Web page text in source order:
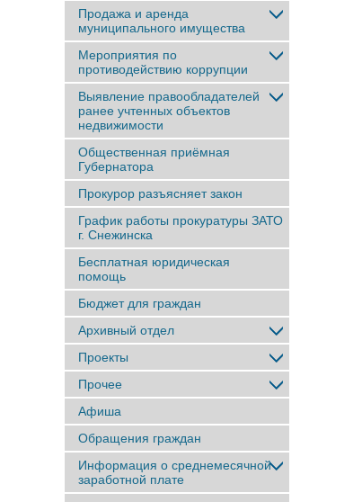
Продажа и аренда
муниципального имущества
Мероприятия по
противодействию коррупции
Выявление правообладателей
ранее учтенныx объектов
недвижимости
Общественная приёмная
Губернатора
Прокурор разъясняет закон
График работы прокуратуры ЗАТО
г. Снежинска
Бесплатная юридическая
помощь
Бюджет для граждан
Архивный отдел
Проекты
Прочее
Афиша
Обращения граждан
Информация о среднемесячной
заработной плате